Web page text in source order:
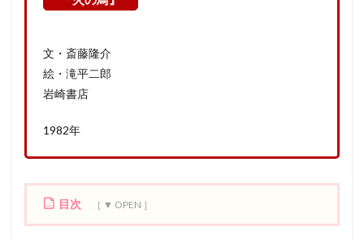
文・斎藤隆介
絵・滝平二郎
岩崎書店
1982年
目次